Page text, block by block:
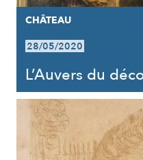
CHÂTEAU
28/05/2020
L’Auvers du